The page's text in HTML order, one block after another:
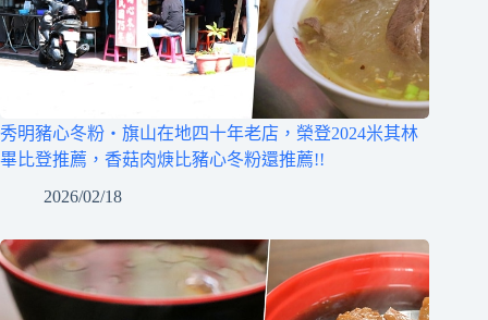
秀明豬心冬粉‧旗山在地四十年老店，榮登2024米其林
畢比登推薦，香菇肉焿比豬心冬粉還推薦!!
2026/02/18